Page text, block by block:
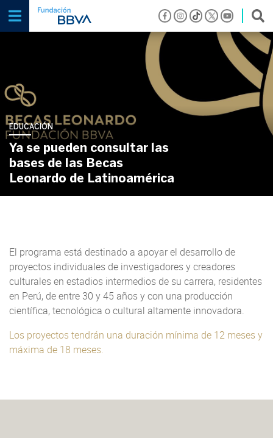
EDUCACIÓN
Ya se pueden consultar las
bases de las Becas
Leonardo de Latinoamérica
El programa está destinado a apoyar el desarrollo de
proyectos individuales de investigadores y creadores
culturales en estadios intermedios de su carrera, residentes
en Perú, de entre 30 y 45 años y con una producción
científica, tecnológica o cultural altamente innovadora.
Los proyectos tendrán una duración mínima de 12 meses y
máxima de 18 meses.